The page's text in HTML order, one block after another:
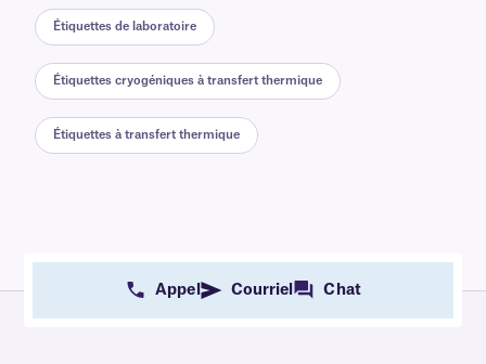
Étiquettes de laboratoire
Étiquettes cryogéniques à transfert thermique
Étiquettes à transfert thermique
Appel Courriel Chat